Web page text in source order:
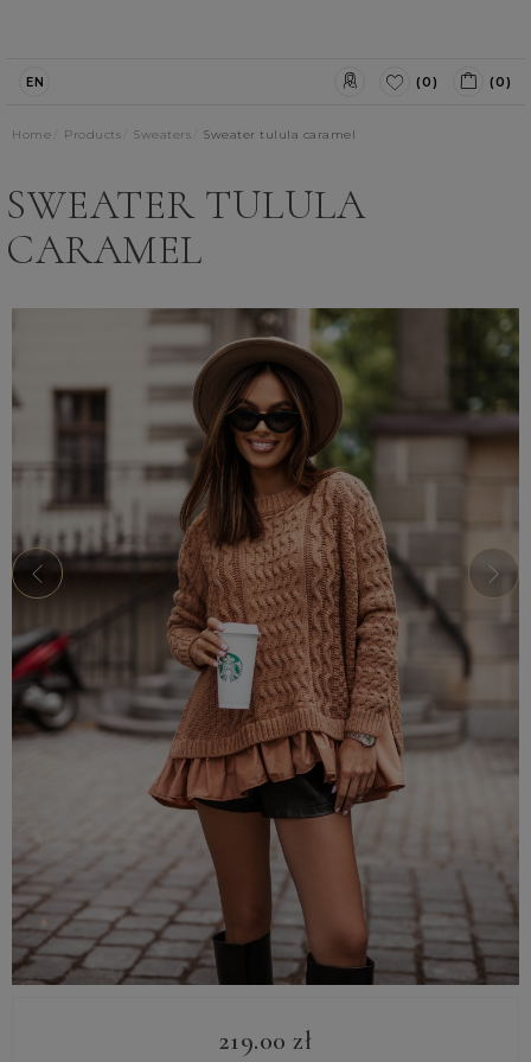
EN (0) (0)
Home Products Sweaters Sweater tulula caramel
SWEATER TULULA
CARAMEL
219.00 zł